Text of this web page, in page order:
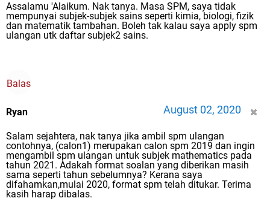
Assalamu 'Alaikum. Nak tanya. Masa SPM, saya tidak
mempunyai subjek-subjek sains seperti kimia, biologi, fizik
dan matematik tambahan. Boleh tak kalau saya apply spm
ulangan utk daftar subjek2 sains.
Balas
Ryan August 02, 2020
Salam sejahtera, nak tanya jika ambil spm ulangan
contohnya, (calon1) merupakan calon spm 2019 dan ingin
mengambil spm ulangan untuk subjek mathematics pada
tahun 2021. Adakah format soalan yang diberikan masih
sama seperti tahun sebelumnya? Kerana saya
difahamkan,mulai 2020, format spm telah ditukar. Terima
kasih harap dibalas.